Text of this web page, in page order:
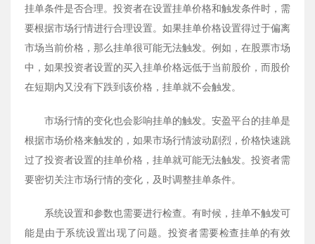
挂单条件是否合理。投资者在设置挂单价格和触发条件时，需
要根据市场行情进行合理设置。如果挂单价格设置得过于偏离
市场当前价格，那么挂单很可能无法触发。例如，在股票市场
中，如果投资者设置的买入挂单价格远低于当前股价，而股价
在短期内又没有下跌到该价格，挂单就不会触发。
市场行情的变化也会影响挂单的触发。安盈平台的挂单是
根据市场价格来触发的，如果市场行情波动剧烈，价格快速跳
过了投资者设置的挂单价格，挂单就可能无法触发。投资者需
要密切关注市场行情的变化，及时调整挂单条件。
系统设置和参数也需要进行检查。有时候，挂单不触发可
能是由于系统设置出现了问题。投资者需要检查挂单的有效